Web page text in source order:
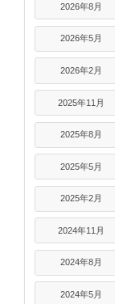
2026年8月
2026年5月
2026年2月
2025年11月
2025年8月
2025年5月
2025年2月
2024年11月
2024年8月
2024年5月